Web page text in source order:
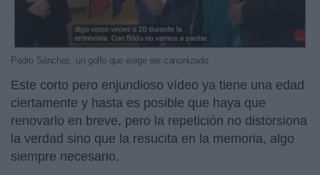
Pedro Sánchez, un golfo que exige ser canonizado
Este corto pero enjundioso vídeo ya tiene una edad
ciertamente y hasta es posible que haya que
renovarlo en breve, pero la repetición no distorsiona
la verdad sino que la resucita en la memoria, algo
siempre necesario.